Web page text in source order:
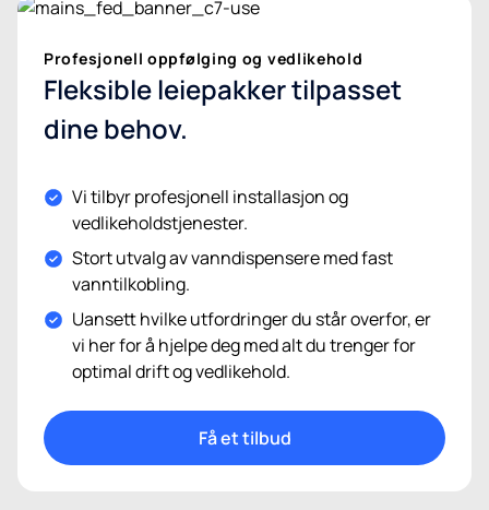
Profesjonell oppfølging og vedlikehold
Fleksible leiepakker tilpasset
dine behov.
Vi tilbyr profesjonell installasjon og
vedlikeholdstjenester.
Stort utvalg av vanndispensere med fast
vanntilkobling.
Uansett hvilke utfordringer du står overfor, er
vi her for å hjelpe deg med alt du trenger for
optimal drift og vedlikehold.
Få et tilbud